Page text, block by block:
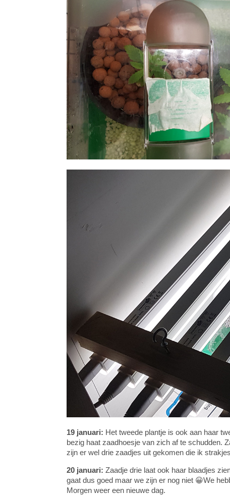
19 januari: Het tweede plantje is ook aan haar
bezig haat zaadhoesje van zich af te schudden.
zijn er wel drie zaadjes uit gekomen die ik
20 januari: Zaadje drie laat ook haar blaadjes
gaat dus goed maar we zijn er nog niet 😀We
Morgen weer een nieuwe dag.